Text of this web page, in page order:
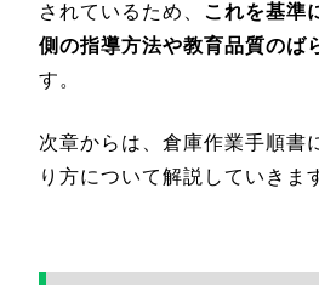
されているため、 これを基準
側の指導方法や教育品質のば
す。
次章からは、倉庫作業手順書
り方について解説していきま